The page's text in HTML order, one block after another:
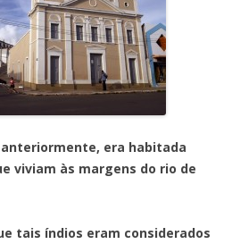
era habitada
viviam às margens do rio de
eram considerados